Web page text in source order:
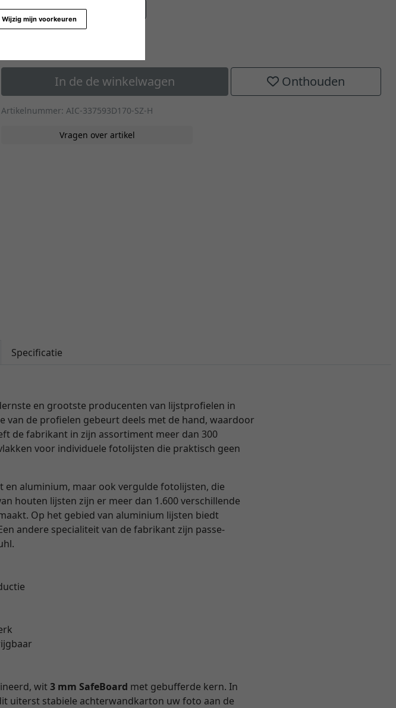
Wijzig mijn voorkeuren
» naar de formaten op maat
In de de winkelwagen Onthouden
Artikelnummer: AIC-337593D170-SZ-H
Vragen over artikel
Specificatie
en grootste producenten van lijstprofielen in
van de profielen gebeurt deels met de hand, waardoor
de fabrikant in zijn assortiment meer dan 300
voor individuele fotolijsten die praktisch geen
en aluminium, maar ook vergulde fotolijsten, die
houten lijsten zijn er meer dan 1.600 verschillende
Op het gebied van aluminium lijsten biedt
andere specialiteit van de fabrikant zijn passe-
wit3 mm SafeBoard met gebufferde kern. In
uiterst stabiele achterwandkarton uw foto aan de